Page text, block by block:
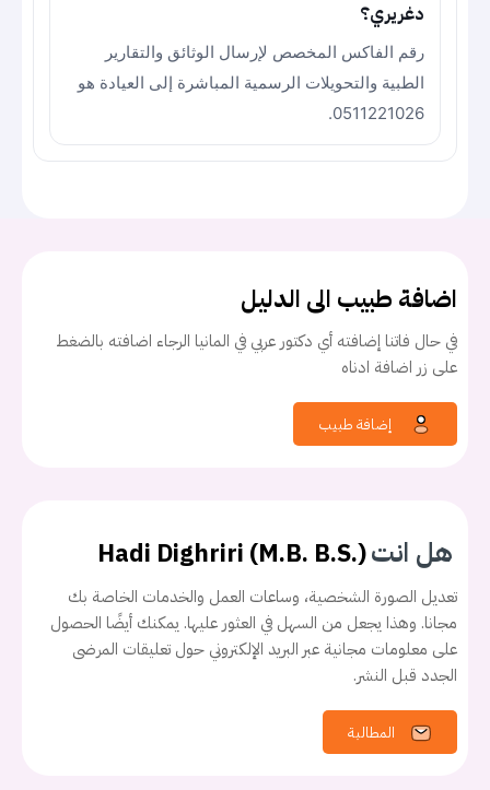
يجب عليك تسجيل الدخول حتى يمكنك طرح سؤال.
دغريري؟
رقم الفاكس المخصص لإرسال الوثائق والتقارير
الطبية والتحويلات الرسمية المباشرة إلى العيادة هو
0511221026.
اضافة طبيب الى الدليل
في حال فاتنا إضافته أي دكتور عربي في المانيا الرجاء اضافته بالضغط
على زر اضافة ادناه
هل انتHadi Dighriri (M.B. B.S.)
تعديل الصورة الشخصية، وساعات العمل والخدمات الخاصة بك
مجانا. وهذا يجعل من السهل في العثور عليها. يمكنك أيضًا الحصول
على معلومات مجانية عبر البريد الإلكتروني حول تعليقات المرضى
الجدد قبل النشر.
المطالبة